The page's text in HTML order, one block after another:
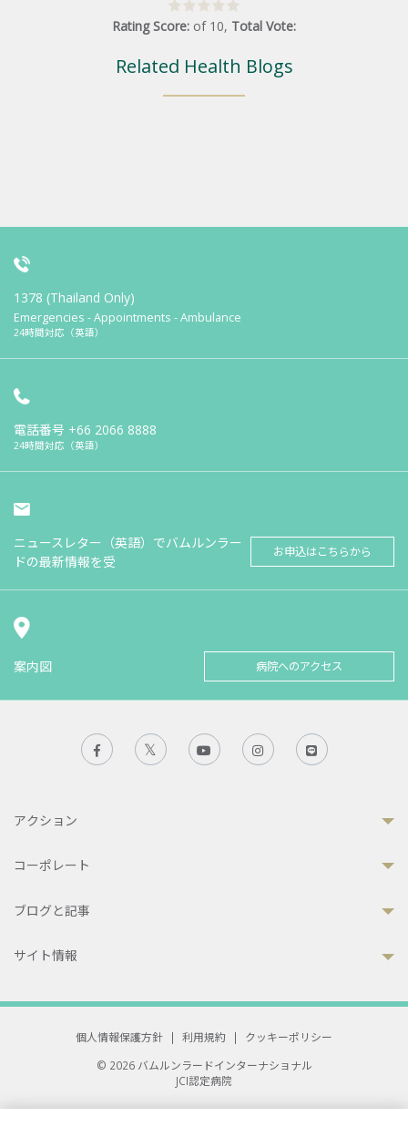
Rating Score: of 10, Total Vote:
Related Health Blogs
1378 (Thailand Only)
Emergencies - Appointments - Ambulance
24時間対応（英語）
電話番号 +66 2066 8888
24時間対応（英語）
ニュースレター（英語）でバムルンラー
ドの最新情報を受
お申込はこちらから
案内図 病院へのアクセス
アクション
コーポレート
ブログと記事
サイト情報
個人情報保護方針 | 利用規約 |
クッキーポリシー
© 2026 バムルンラードインターナショナル
JCI認定病院